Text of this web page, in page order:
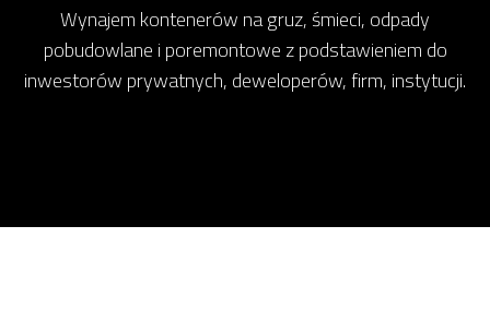
Wynajem kontenerów na gruz, śmieci, odpady
pobudowlane i poremontowe z podstawieniem do
inwestorów prywatnych, deweloperów, firm, instytucji.